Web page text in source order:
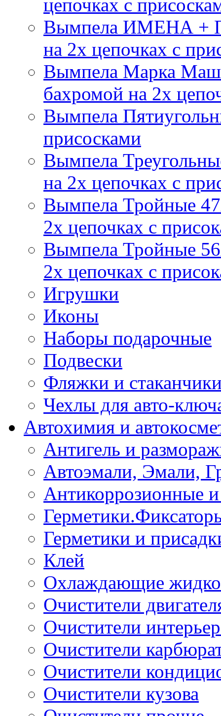
цепочках с
Вымпела ИМЕНА +
на 2х цепочках с
Вымпела Марка
бахромой на 2х
Вымпела
присосками
Вымпела
на 2х цепочках с
Вымпела Тройные
2х цепочках с
Вымпела Тройные
2х цепочках с
Игрушки
Иконы
Наборы подарочные
Подвески
Фляжки и
Чехлы для авто-
Автохимия и
Антигель и
Автоэмали, Эмали,
Антикоррозионные
Герметики и
Клей
Охлаждающие
Очистители
Очистители
Очистители
Очистители
Очистители кузова